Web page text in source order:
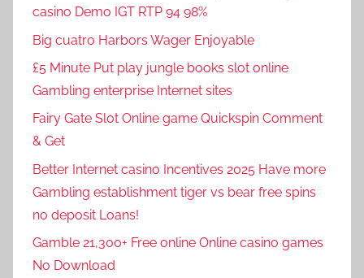
casino Demo IGT RTP 94 98%
Big cuatro Harbors Wager Enjoyable
£5 Minute Put play jungle books slot online
Gambling enterprise Internet sites
Fairy Gate Slot Online game Quickspin Comment
& Get
Better Internet casino Incentives 2025 Have more
Gambling establishment tiger vs bear free spins
no deposit Loans!
Gamble 21,300+ Free online Online casino games
No Download